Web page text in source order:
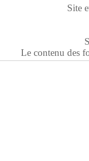
Site
Le contenu des